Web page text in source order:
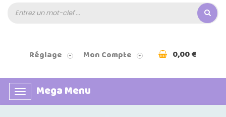
Réglage Mon Compte 0,00 €
Basculer
la
Mega Menu